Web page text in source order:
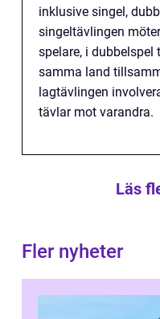
inklusive singel,
singeltävlingen
spelare, i dubbelspel
samma land
lagtävlingen
tävlar mot varandra.
Läs
Fler nyheter